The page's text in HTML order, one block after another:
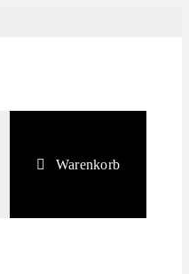
Warenkorb